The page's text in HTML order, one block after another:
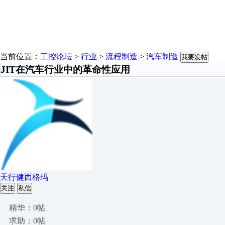
当前位置： 工控论坛 > 行业 > 流程制造 > 汽车制造 我要发帖
JIT在汽车行业中的革命性应用
天行健西格玛
关注 私信
精华：0帖
求助：0帖